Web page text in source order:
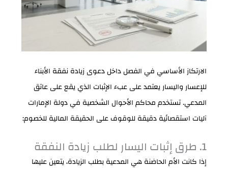
الارتكاز الأساسي في الفصل داخل دعوى زيادة نفقة الأبناء
للإعسار واليسار يعتمد على عبء الإثبات الذي يقع على عاتق
المدعي. تستخدم محاكم الأحوال الشخصية في دولة الإمارات
آليات استقصائية دقيقة للوقوف على الحقيقة المالية للخصوم:
1. طرق إثبات اليسار لطلب زيادة النفقة
إذا كانت الأم الحاضنة هي المدعية بطلب الزيادة، يتعين عليها